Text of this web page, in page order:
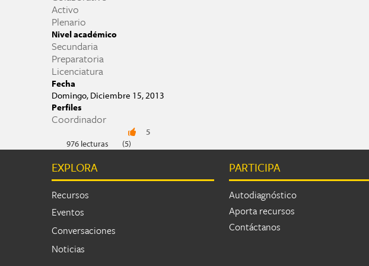
Activo
Plenario
Nivel académico
Secundaria
Preparatoria
Licenciatura
Fecha
Domingo, Diciembre 15, 2013
Perfiles
Coordinador
976 lecturas
5
(5)
EXPLORA
Recursos
Eventos
Conversaciones
Noticias
PARTICIPA
Autodiagnóstico
Aporta recursos
Contáctanos